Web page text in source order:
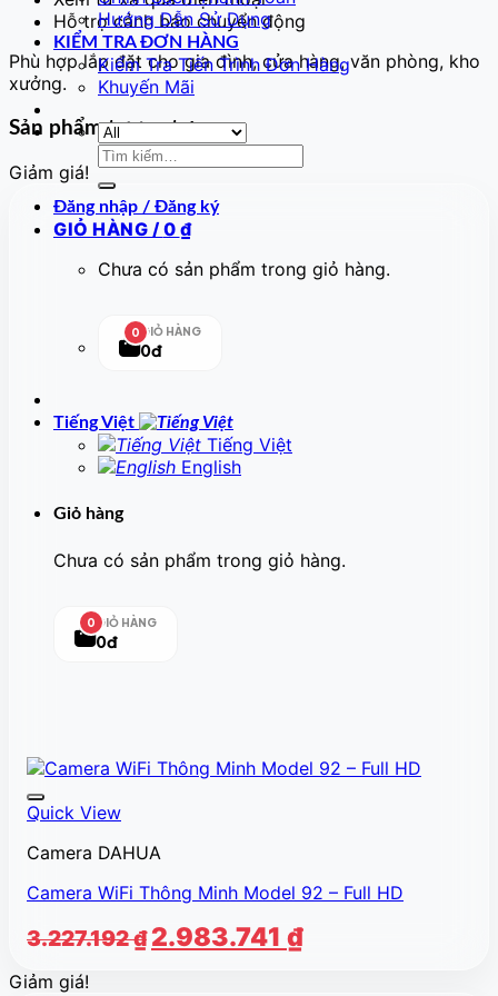
Hướng Dẫn Sử Dụng
KIỂM TRA ĐƠN HÀNG
Kiểm Tra Tiến Trình Đơn Hàng
Khuyến Mãi
Tìm
Đăng nhập / Đăng ký
GIỎ HÀNG / 0 ₫
Chưa có sản phẩm trong giỏ hàng.
0 GIỎ HÀNG
0đ
Tiếng Việt
Tiếng Việt
English
Giỏ hàng
Chưa có sản phẩm trong giỏ hàng.
0 GIỎ HÀNG
0đ
Hỗ trợ cảnh báo chuyển động
Phù hợp lắp đặt cho gia đình, cửa hàng, văn phòng, kho
xưởng.
Sản phẩm tương tự
Giảm giá!
Quick View
Camera DAHUA
Camera WiFi Thông Minh Model 92 – Full HD
3.227.192₫ Giá
2.983.741 ₫Giá
Giảm giá!